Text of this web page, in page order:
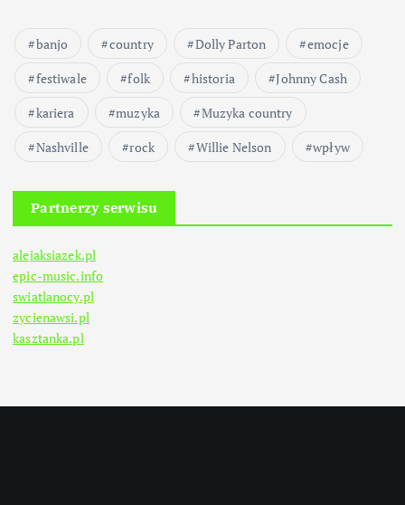
banjo country Dolly Parton
emocje
festiwale
folk historia
Johnny Cash
kariera
muzyka
Muzyka country
Nashville
rock Willie Nelson wpływ
Partnerzy serwisu
alejaksiazek.pl
epic-music.info
swiatlanocy.pl
zycienawsi.pl
kasztanka.pl